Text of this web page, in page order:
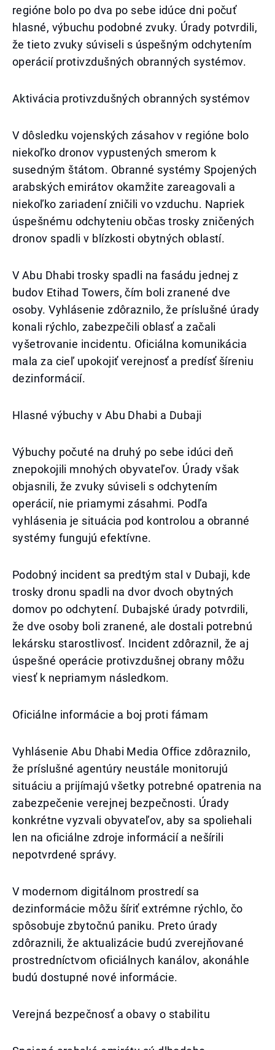
regióne bolo po dva po sebe idúce dni počuť
hlasné, výbuchu podobné zvuky. Úrady potvrdili,
že tieto zvuky súviseli s úspešným odchytením
operácií protivzdušných obranných systémov.
Aktivácia protivzdušných obranných systémov
V dôsledku vojenských zásahov v regióne bolo
niekoľko dronov vypustených smerom k
susedným štátom. Obranné systémy Spojených
arabských emirátov okamžite zareagovali a
niekoľko zariadení zničili vo vzduchu. Napriek
úspešnému odchyteniu občas trosky zničených
dronov spadli v blízkosti obytných oblastí.
V Abu Dhabi trosky spadli na fasádu jednej z
budov Etihad Towers, čím boli zranené dve
osoby. Vyhlásenie zdôraznilo, že príslušné úrady
konali rýchlo, zabezpečili oblasť a začali
vyšetrovanie incidentu. Oficiálna komunikácia
mala za cieľ upokojiť verejnosť a predísť šíreniu
dezinformácií.
Hlasné výbuchy v Abu Dhabi a Dubaji
Výbuchy počuté na druhý po sebe idúci deň
znepokojili mnohých obyvateľov. Úrady však
objasnili, že zvuky súviseli s odchytením
operácií, nie priamymi zásahmi. Podľa
vyhlásenia je situácia pod kontrolou a obranné
systémy fungujú efektívne.
Podobný incident sa predtým stal v Dubaji, kde
trosky dronu spadli na dvor dvoch obytných
domov po odchytení. Dubajské úrady potvrdili,
že dve osoby boli zranené, ale dostali potrebnú
lekársku starostlivosť. Incident zdôraznil, že aj
úspešné operácie protivzdušnej obrany môžu
viesť k nepriamym následkom.
Oficiálne informácie a boj proti fámam
Vyhlásenie Abu Dhabi Media Office zdôraznilo,
že príslušné agentúry neustále monitorujú
situáciu a prijímajú všetky potrebné opatrenia na
zabezpečenie verejnej bezpečnosti. Úrady
konkrétne vyzvali obyvateľov, aby sa spoliehali
len na oficiálne zdroje informácií a nešírili
nepotvrdené správy.
V modernom digitálnom prostredí sa
dezinformácie môžu šíriť extrémne rýchlo, čo
spôsobuje zbytočnú paniku. Preto úrady
zdôraznili, že aktualizácie budú zverejňované
prostredníctvom oficiálnych kanálov, akonáhle
budú dostupné nové informácie.
Verejná bezpečnosť a obavy o stabilitu